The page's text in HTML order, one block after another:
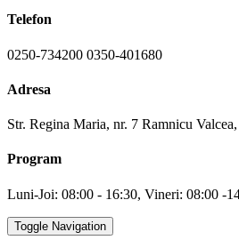
Telefon
0250-734200 0350-401680
Adresa
Str. Regina Maria, nr. 7 Ramnicu
Program
Luni-Joi: 08:00 - 16:30, Vineri: 08:00 -
Toggle Navigation